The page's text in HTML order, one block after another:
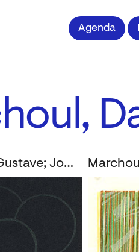
Agenda
Marchoul, Gustave; Jones, Philippe